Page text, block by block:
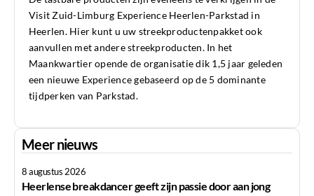
Visit Zuid-Limburg Experience Heerlen-Parkstad in
Heerlen. Hier kunt u uw streekproductenpakket ook
aanvullen met andere streekproducten. In het
Maankwartier opende de organisatie dik 1,5 jaar geleden
een nieuwe Experience gebaseerd op de 5 dominante
tijdperken van Parkstad.
Meer nieuws
8 augustus 2026
Heerlense breakdancer geeft zijn passie door aan jong